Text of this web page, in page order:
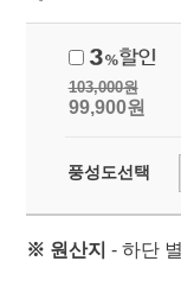
103,000원
99,900원
풍성도선택
※ 원산지 - 하단